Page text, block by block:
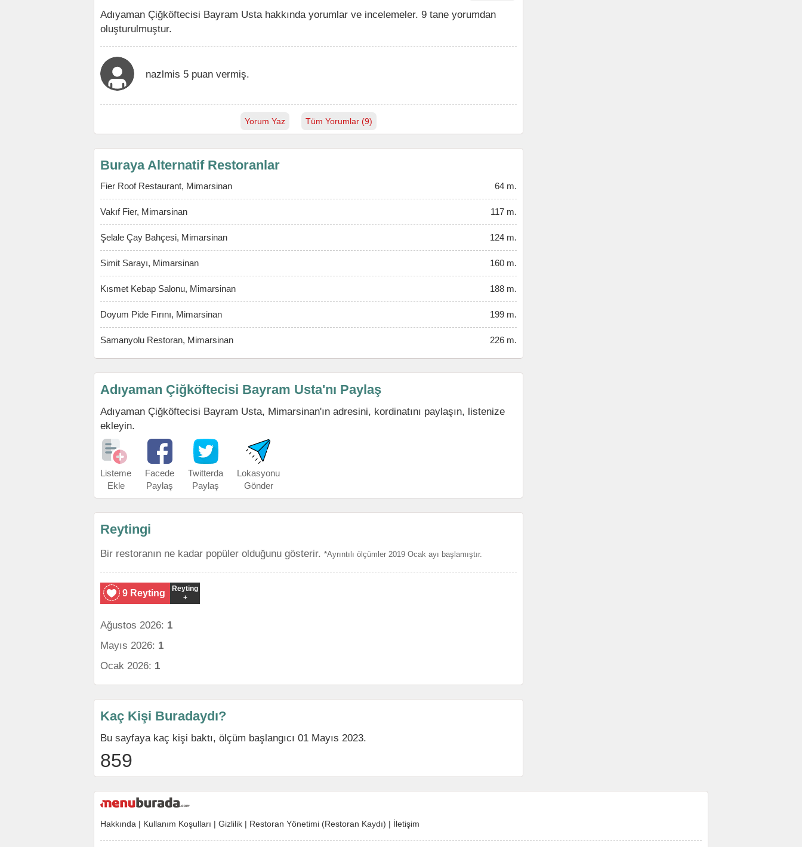
Adıyaman Çiğköftecisi Bayram Usta hakkında yorumlar ve incelemeler. 9 tane yorumdan
oluşturulmuştur.
nazlmis 5 puan vermiş.
Yorum Yaz Tüm Yorumlar (9)
Buraya Alternatif Restoranlar
Fier Roof Restaurant, Mimarsinan 64 m.
Vakıf Fier, Mimarsinan 117 m.
Şelale Çay Bahçesi, Mimarsinan 124 m.
Simit Sarayı, Mimarsinan 160 m.
Kısmet Kebap Salonu, Mimarsinan 188 m.
Doyum Pide Fırını, Mimarsinan 199 m.
Samanyolu Restoran, Mimarsinan 226 m.
Adıyaman Çiğköftecisi Bayram Usta'nı Paylaş
Adıyaman Çiğköftecisi Bayram Usta, Mimarsinan'ın adresini, kordinatını paylaşın, listenize
ekleyin.
Listeme
Ekle
Facede
Paylaş
Twitterda
Paylaş
Lokasyonu
Gönder
Reytingi
Bir restoranın ne kadar popüler olduğunu gösterir. *Ayrıntılı ölçümler 2019 Ocak ayı başlamıştır.
9 Reyting
Reyting
+
Ağustos 2026: 1
Mayıs 2026: 1
Ocak 2026: 1
Kaç Kişi Buradaydı?
Bu sayfaya kaç kişi baktı, ölçüm başlangıcı 01 Mayıs 2023.
859
Hakkında | Kullanım Koşulları | Gizlilik | Restoran Yönetimi (Restoran Kaydı) | İletişim